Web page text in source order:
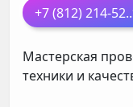
+7 (812) 214-52
Мастерская
техники и